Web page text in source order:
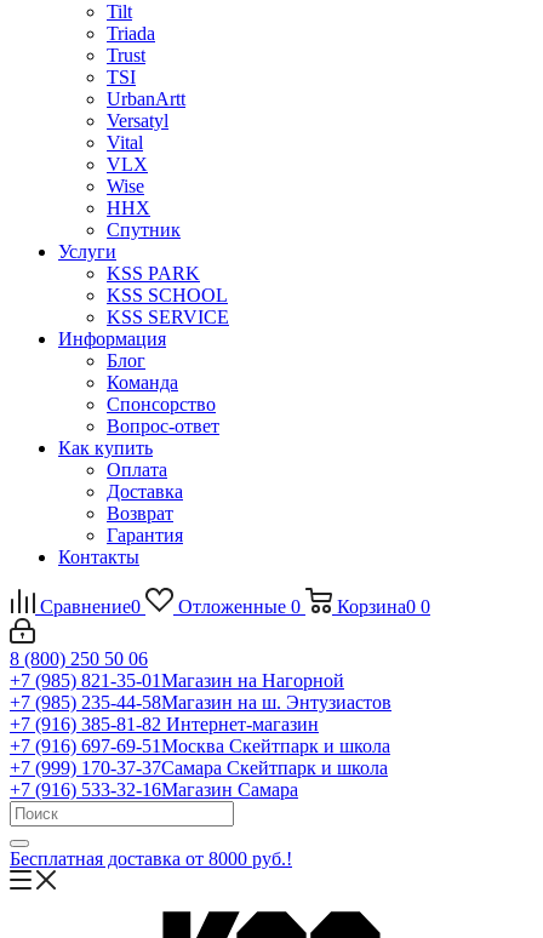
Tilt
Triada
Trust
TSI
UrbanArtt
Versatyl
Vital
VLX
Wise
ННХ
Спутник
Услуги
KSS PARK
KSS SCHOOL
KSS SERVICE
Информация
Блог
Команда
Спонсорство
Вопрос-ответ
Как купить
Оплата
Доставка
Возврат
Гарантия
Контакты
Сравнение0 Отложенные 0 Корзина0 0
8 (800) 250 50 06
+7 (985) 821-35-01Магазин на Нагорной
+7 (985) 235-44-58Магазин на ш. Энтузиастов
+7 (916) 385-81-82 Интернет-магазин
+7 (916) 697-69-51Москва Скейтпарк и школа
+7 (999) 170-37-37Самара Скейтпарк и школа
+7 (916) 533-32-16Магазин Самара
Бесплатная доставка от 8000 руб.!